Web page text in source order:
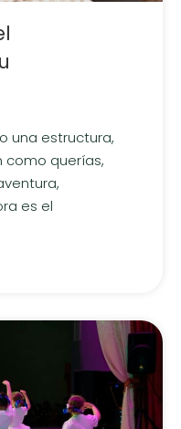
una estructura,
como querías,
es el